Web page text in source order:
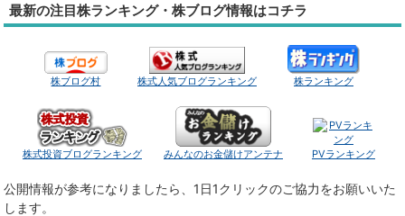
最新の注目株ランキング・株ブログ情報はコチラ
株ブログ村 株式人気ブログランキング 株ランキング
株式投資ブログランキング みんなのお金儲けアンテナ PVランキング
公開情報が参考になりましたら、1日1クリックのご協力をお願いいた
します。